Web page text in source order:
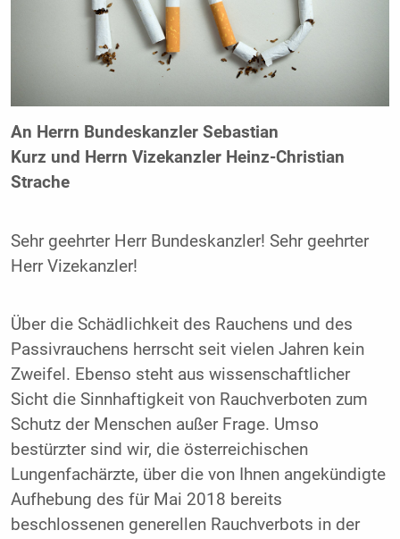
An Herrn Bundeskanzler Sebastian
Kurz und Herrn Vizekanzler Heinz-Christian
Strache
Sehr geehrter Herr Bundeskanzler! Sehr geehrter
Herr Vizekanzler!
Über die Schädlichkeit des Rauchens und des
Passivrauchens herrscht seit vielen Jahren kein
Zweifel. Ebenso steht aus wissenschaftlicher
Sicht die Sinnhaftigkeit von Rauchverboten zum
Schutz der Menschen außer Frage. Umso
bestürzter sind wir, die österreichischen
Lungenfachärzte, über die von Ihnen angekündigte
Aufhebung des für Mai 2018 bereits
beschlossenen generellen Rauchverbots in der